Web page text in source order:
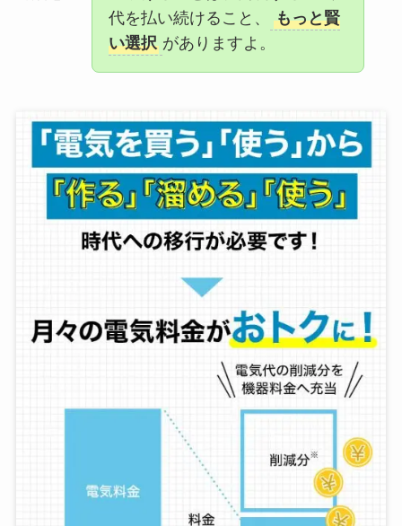
代を払い続けること、
もっと賢
い選択 がありますよ。